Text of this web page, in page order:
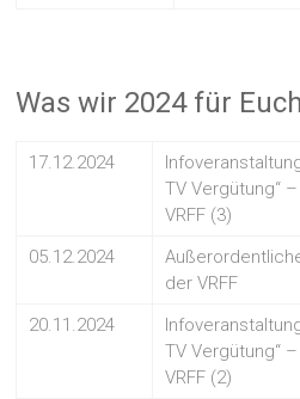
Was wir 2024 für
17.12.2024
TV Vergütung“
VRFF (3)
05.12.2024
der VRFF
20.11.2024
TV Vergütung“
VRFF (2)